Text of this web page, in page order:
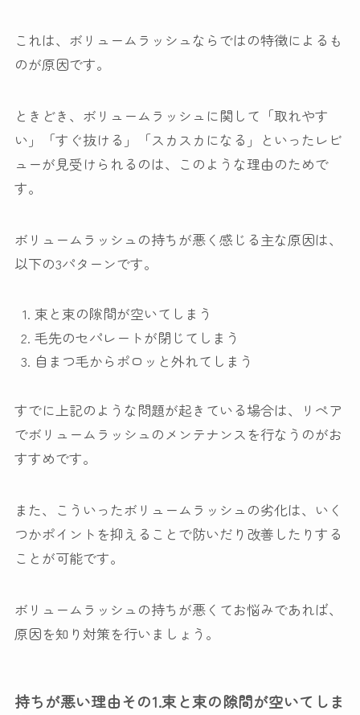
これは、ボリュームラッシュならではの特徴によるも
のが原因です。
ときどき、ボリュームラッシュに関して「取れやす
い」「すぐ抜ける」「スカスカになる」といったレビ
ューが見受けられるのは、このような理由のためで
す。
ボリュームラッシュの持ちが悪く感じる主な原因は、
以下の3パターンです。
束と束の隙間が空いてしまう
毛先のセパレートが閉じてしまう
自まつ毛からポロッと外れてしまう
すでに上記のような問題が起きている場合は、リペア
でボリュームラッシュのメンテナンスを行なうのがお
すすめです。
また、こういったボリュームラッシュの劣化は、いく
つかポイントを抑えることで防いだり改善したりする
ことが可能です。
ボリュームラッシュの持ちが悪くてお悩みであれば、
原因を知り対策を行いましょう。
持ちが悪い理由その1.束と束の隙間が空いてしま